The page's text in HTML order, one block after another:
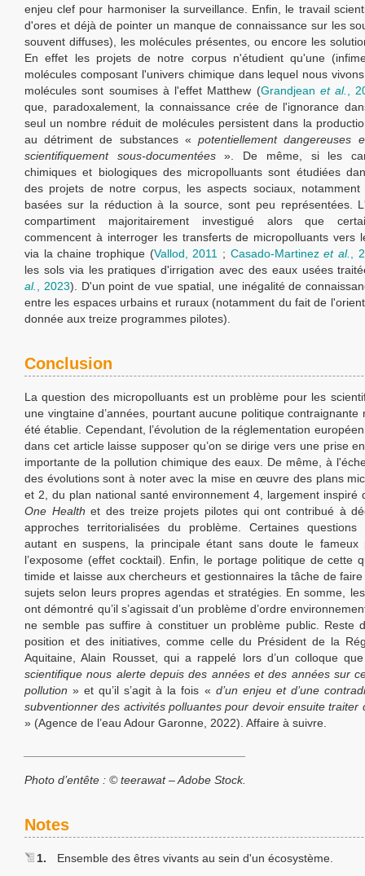
enjeu clef pour harmoniser la surveillance. Enfin, le travail
d'ores et déjà de pointer un manque de connaissance sur les
souvent diffuses), les molécules présentes, ou encore les
En effet les projets de notre corpus n'étudient qu'une
molécules composant l'univers chimique dans lequel nous
molécules sont soumises à l'effet Matthew (Grandjean et al.,
que, paradoxalement, la connaissance crée de l'ignorance
seul un nombre réduit de molécules persistent dans la
au détriment de substances «potentiellement dangereuses
scientifiquement sous-documentées». De même, si les
chimiques et biologiques des micropolluants sont étudiées
des projets de notre corpus, les aspects sociaux, notamment
basées sur la réduction à la source, sont peu représentées.
compartiment majoritairement investigué alors que
commencent à interroger les transferts de micropolluants vers
via la chaine trophique (Vallod, 2011 ; Casado-Martinezet al.,
les sols via les pratiques d'irrigation avec des eaux usées
al., 2023). D'un point de vue spatial, une inégalité de
entre les espaces urbains et ruraux (notamment du fait de
donnée aux treize programmes pilotes).
Conclusion
La question des micropolluants est un problème pour les
une vingtaine d’années, pourtant aucune politique contraignante
été établie. Cependant, l’évolution de la réglementation
dans cet article laisse supposer qu’on se dirige vers une prise
importante de la pollution chimique des eaux. De même, à
des évolutions sont à noter avec la mise en œuvre des plans
et 2, du plan national santé environnement 4, largement inspiré
One Health et des treize projets pilotes qui ont contribué à
approches territorialisées du problème. Certaines questions
autant en suspens, la principale étant sans doute le fameux
l’exposome (effet cocktail). Enfin, le portage politique de cette
timide et laisse aux chercheurs et gestionnaires la tâche de
sujets selon leurs propres agendas et stratégies. En somme,
ont démontré qu’il s’agissait d’un problème d’ordre
ne semble pas suffire à constituer un problème public. Reste
position et des initiatives, comme celle du Président de la
Aquitaine, Alain Rousset, qui a rappelé lors d’un colloque
scientifique nous alerte depuis des années et des années sur
pollution » et qu’il s’agit à la fois « d’un enjeu et d’une
subventionner des activités polluantes pour devoir ensuite traiter
» (Agence de l’eau Adour Garonne, 2022). Affaire à suivre.
Photo d’entête : ©teerawat– Adobe Stock.
Notes
1. Ensemble des êtres vivants au sein d'un écosystème.